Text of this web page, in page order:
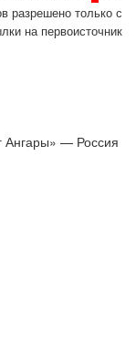
разрешено только с
на первоисточник
Ангары» — Россия